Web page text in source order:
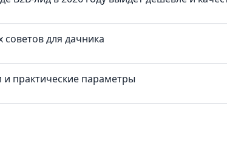
для дачника
практические параметры